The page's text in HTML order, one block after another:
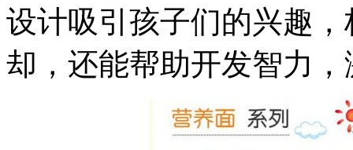
设计吸引孩子们的兴趣
却，还能帮助开发智力